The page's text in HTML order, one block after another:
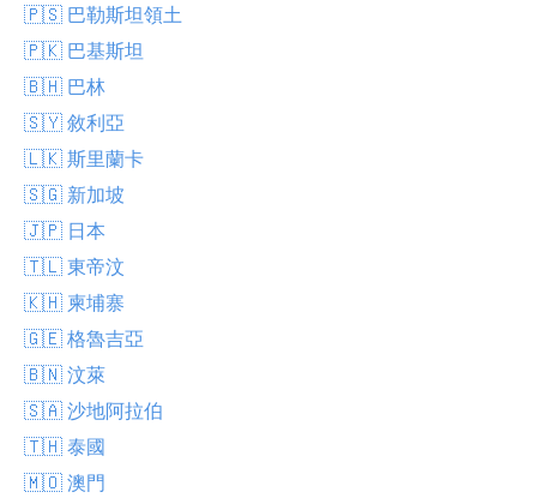
🇵🇸 巴勒斯坦領土
🇵🇰 巴基斯坦
🇧🇭 巴林
🇸🇾 敘利亞
🇱🇰 斯里蘭卡
🇸🇬 新加坡
🇯🇵 日本
🇹🇱 東帝汶
🇰🇭 柬埔寨
🇬🇪 格魯吉亞
🇧🇳 汶萊
🇸🇦 沙地阿拉伯
🇹🇭 泰國
🇲🇴 澳門